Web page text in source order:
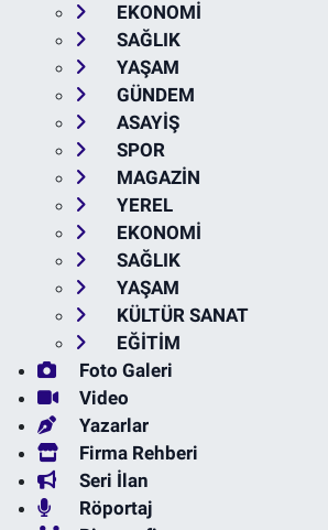
EKONOMİ
SAĞLIK
YAŞAM
GÜNDEM
ASAYİŞ
SPOR
MAGAZİN
YEREL
EKONOMİ
SAĞLIK
YAŞAM
KÜLTÜR SANAT
EĞİTİM
Foto Galeri
Video
Yazarlar
Firma Rehberi
Seri İlan
Röportaj